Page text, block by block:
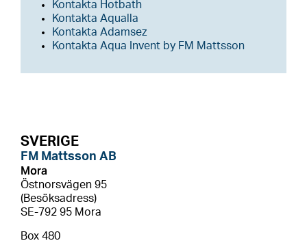
Kontakta Hotbath
Kontakta Aqualla
Kontakta Adamsez
Kontakta Aqua Invent by FM Mattsson
SVERIGE
FM Mattsson AB
Mora
Östnorsvägen 95
(Besöksadress)
SE-792 95 Mora
Box 480